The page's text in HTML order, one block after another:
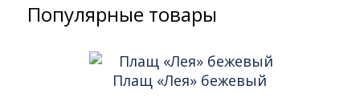
Популярные товары
Плащ «Лея» бежевый